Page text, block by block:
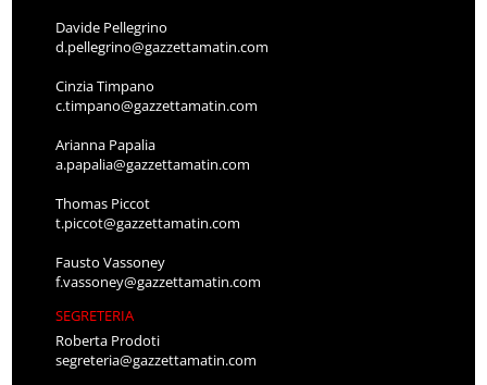
Davide Pellegrino
d.pellegrino@gazzettamatin.com
Cinzia Timpano
c.timpano@gazzettamatin.com
Arianna Papalia
a.papalia@gazzettamatin.com
Thomas Piccot
t.piccot@gazzettamatin.com
Fausto Vassoney
f.vassoney@gazzettamatin.com
SEGRETERIA
Roberta Prodoti
segreteria@gazzettamatin.com